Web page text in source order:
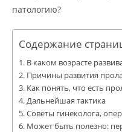
патологию?
Содержание
В каком возрасте
Причины развития
Как понять, что есть
Дальнейшая тактика
Советы гинеколога,
Может быть полезно: